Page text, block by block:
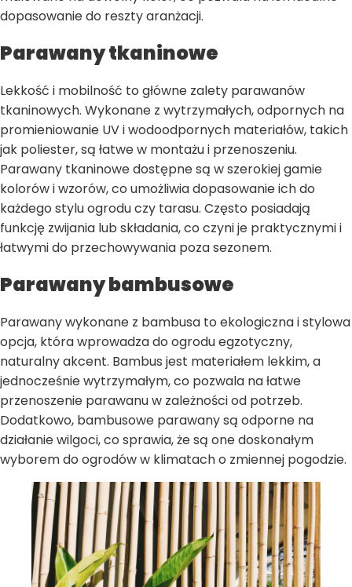
dopasowanie do reszty aranżacji.
Parawany tkaninowe
Lekkość i mobilność to główne zalety parawanów
tkaninowych. Wykonane z wytrzymałych, odpornych na
promieniowanie UV i wodoodpornych materiałów, takich
jak poliester, są łatwe w montażu i przenoszeniu.
Parawany tkaninowe dostępne są w szerokiej gamie
kolorów i wzorów, co umożliwia dopasowanie ich do
każdego stylu ogrodu czy tarasu. Często posiadają
funkcję zwijania lub składania, co czyni je praktycznymi i
łatwymi do przechowywania poza sezonem.
Parawany bambusowe
Parawany wykonane z bambusa to ekologiczna i stylowa
opcja, która wprowadza do ogrodu egzotyczny,
naturalny akcent. Bambus jest materiałem lekkim, a
jednocześnie wytrzymałym, co pozwala na łatwe
przenoszenie parawanu w zależności od potrzeb.
Dodatkowo, bambusowe parawany są odporne na
działanie wilgoci, co sprawia, że są one doskonałym
wyborem do ogrodów w klimatach o zmiennej pogodzie.